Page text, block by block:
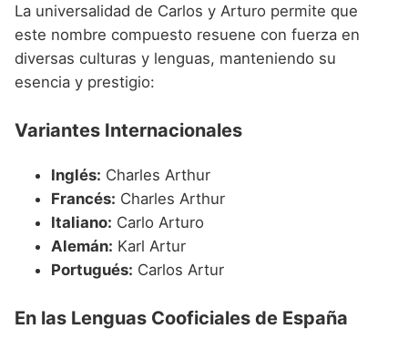
La universalidad de Carlos y Arturo permite que
este nombre compuesto resuene con fuerza en
diversas culturas y lenguas, manteniendo su
esencia y prestigio:
Variantes Internacionales
Inglés: Charles Arthur
Francés: Charles Arthur
Italiano: Carlo Arturo
Alemán: Karl Artur
Portugués: Carlos Artur
En las Lenguas Cooficiales de España